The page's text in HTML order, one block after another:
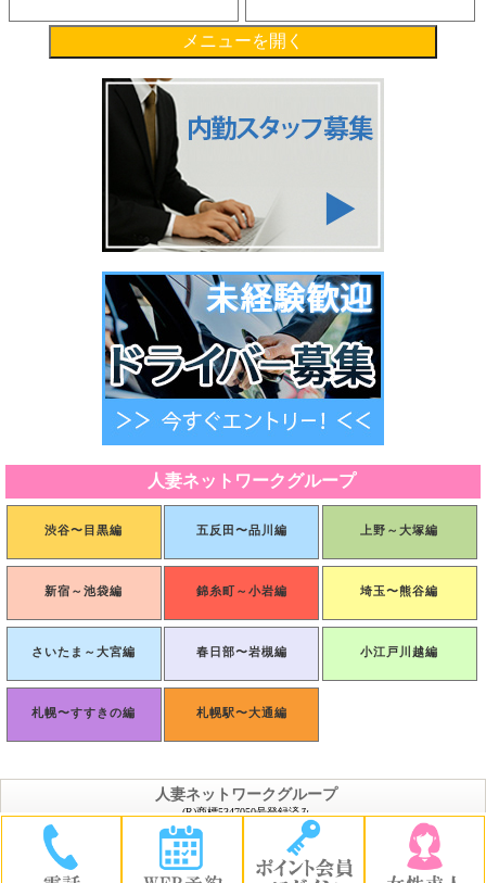
メニューを開く
人妻ネットワークグループ
渋谷〜目黒編 五反田〜品川編 上野～大塚編
新宿～池袋編 錦糸町～小岩編 埼玉〜熊谷編
さいたま～大宮編 春日部〜岩槻編 小江戸川越編
札幌〜すすきの編 札幌駅〜大通編
人妻ネットワークグループ
(R)商標5347050号登録済み